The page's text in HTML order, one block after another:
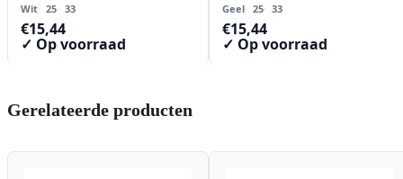
Wit 25 33
€15,44
✓ Op voorraad
Geel 25 33
€15,44
✓ Op voorraad
Gerelateerde producten